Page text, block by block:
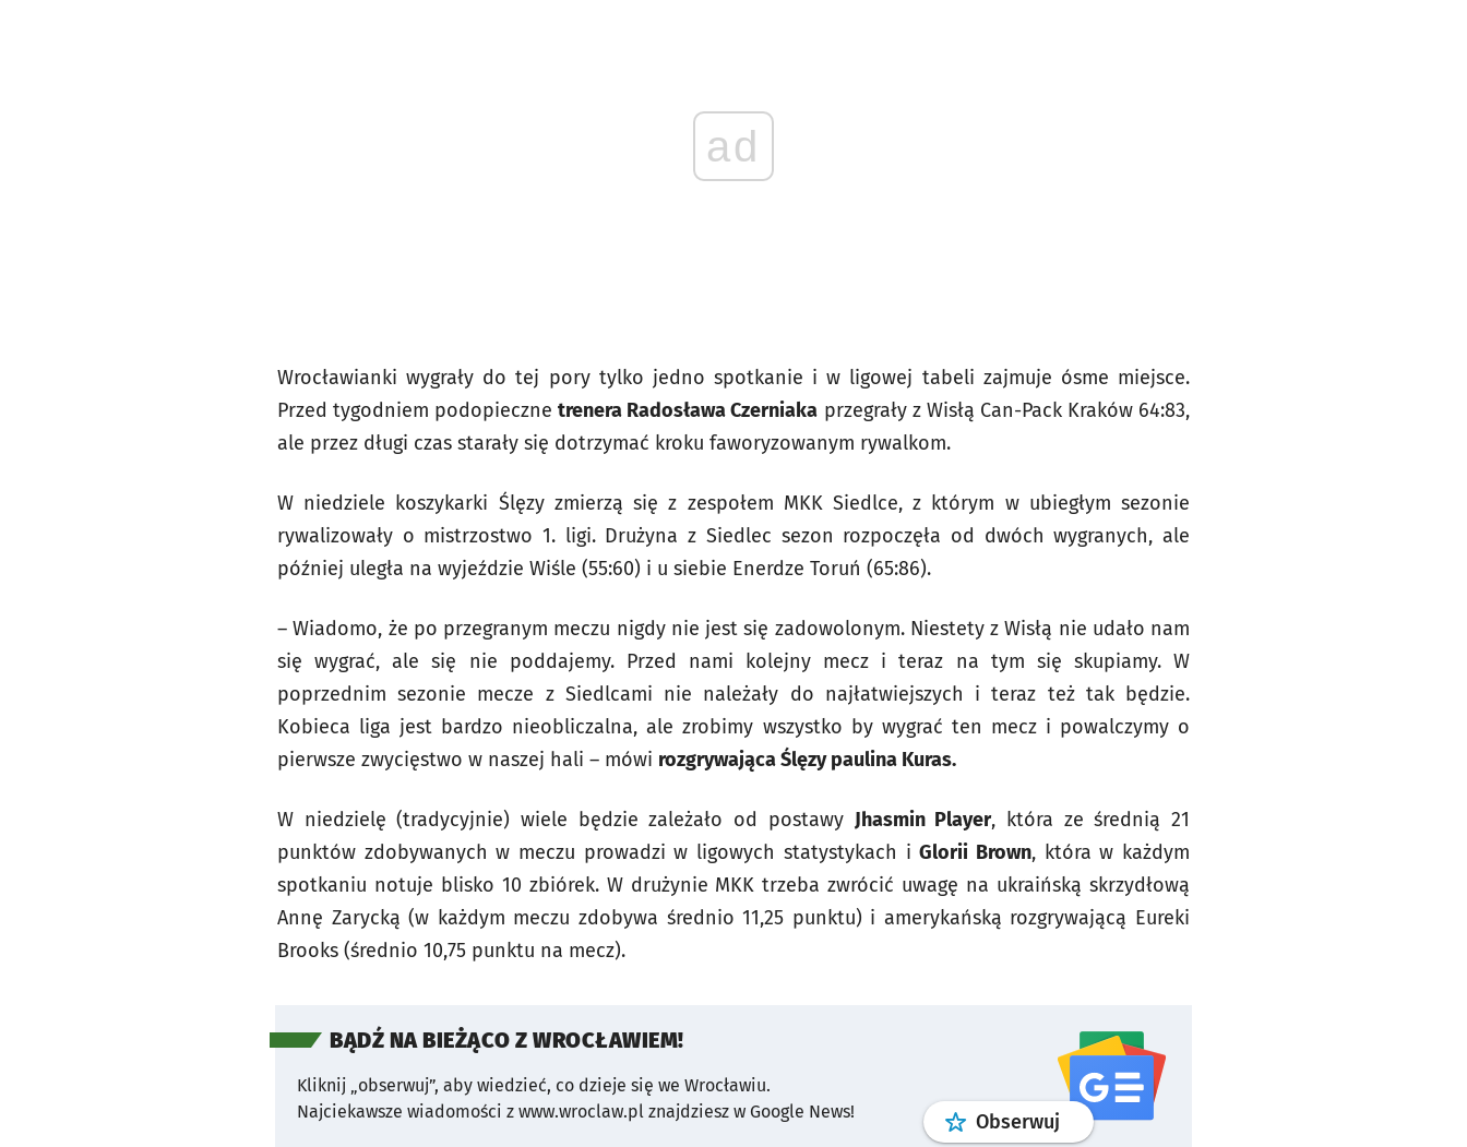
ad
Wrocławianki wygrały do tej pory tylko jedno spotkanie i w ligowej tabeli zajmuje ósme miejsce.
Przed tygodniem podopiecznetrenera Radosława Czerniaka przegrały z Wisłą Can-Pack Kraków 64:83,
ale przez długi czas starały się dotrzymać kroku faworyzowanym rywalkom.
W niedziele koszykarki Ślęzy zmierzą się z zespołem MKK Siedlce, z którym w ubiegłym sezonie
rywalizowały o mistrzostwo 1. ligi. Drużyna z Siedlec sezon rozpoczęła od dwóch wygranych, ale
później uległa na wyjeździe Wiśle (55:60) i u siebie Enerdze Toruń (65:86).
– Wiadomo, że po przegranym meczu nigdy nie jest się zadowolonym. Niestety z Wisłą nie udało nam
się wygrać, ale się nie poddajemy. Przed nami kolejny mecz i teraz na tym się skupiamy. W
poprzednim sezonie mecze z Siedlcami nie należały do najłatwiejszych i teraz też tak będzie.
Kobieca liga jest bardzo nieobliczalna, ale zrobimy wszystko by wygrać ten mecz i powalczymy o
pierwsze zwycięstwo w naszej hali – mówi rozgrywająca Ślęzy paulina Kuras.
W niedzielę (tradycyjnie) wiele będzie zależało od postawy Jhasmin Player, która ze średnią 21
punktów zdobywanych w meczu prowadzi w ligowych statystykach iGlorii Brown, która w każdym
spotkaniu notuje blisko 10 zbiórek. W drużynie MKK trzeba zwrócić uwagę na ukraińską skrzydłową
Annę Zarycką (w każdym meczu zdobywa średnio 11,25 punktu) i amerykańską rozgrywającą Eureki
Brooks (średnio 10,75 punktu na mecz).
BĄDŹ NA BIEŻĄCO Z WROCŁAWIEM!
Kliknij „obserwuj”, aby wiedzieć, co dzieje się we Wrocławiu.
Najciekawsze wiadomości z www.wroclaw.pl znajdziesz w Google News!
Obserwuj profilgoogle news